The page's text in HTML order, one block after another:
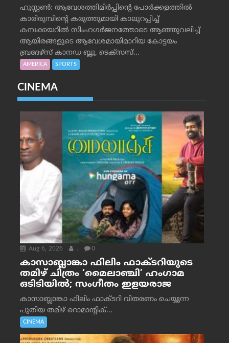
ഹൂസ്റ്റണ്‍: ആവേശത്തിമിര്‍പ്പിന്റെ പോര്‍ക്കളത്തില്‍
കാരിരുമ്പിന്റെ കരുത്തുമായി കാലുറപ്പിച്ച്
കമ്പക്കയറില്‍ സിംഹഗര്‍ജനത്തോടെ ആഞ്ഞുവലിച്ച്
ആയിരങ്ങളുടെ ആവേശമായിമാറിയ കോട്ടയം
ബ്രദേഴ്‌സ് കാനഡ ബ്ലൂ, ടെക്‌സസ്...
AMERICA SPORTS
CINEMA
Aug 6, 2026 . 0
കാസാബ്ലാങ്കാ ഫിലിം ഫാക്ടറിയുടെ
തമിഴ് ചിത്രം ‘മൈലാഞ്ചി’ ഹംഗാമ
ഒടിടിയിൽ; സംഗീതം ഇളയരാജ
കാസാബ്ലാങ്കാ ഫിലിം ഫാക്ടറി വിതരണം ചെയ്യുന്ന
പുതിയ തമിഴ് റൊമാന്റിക്...
CINEMA